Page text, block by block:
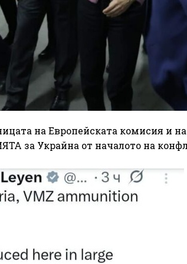
на Европейската комисия и
за Украйна от началото на